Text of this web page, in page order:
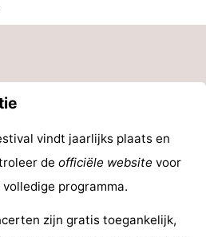
vindt jaarlijks plaats en
de officiële website voor
programma.
zijn gratis toegankelijk,